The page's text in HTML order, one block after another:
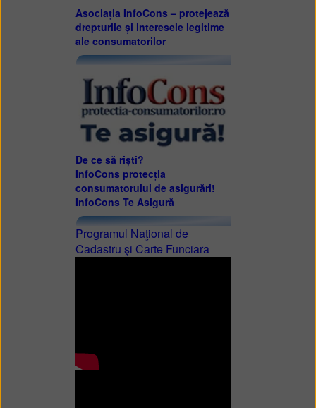
Asociația InfoCons – protejează
drepturile și interesele legitime
ale consumatorilor
De ce să riști?
InfoCons protecția
consumatorului de asigurări!
InfoCons Te Asigură
Programul Naţional de
Cadastru şi Carte Funciara